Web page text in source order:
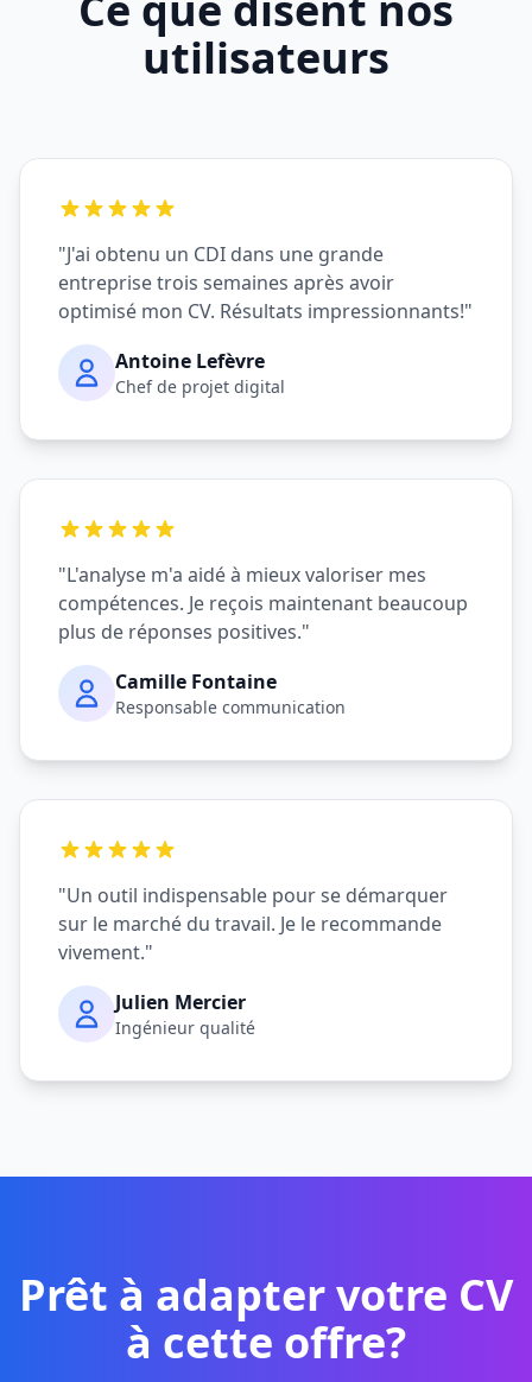
utilisateurs
"J'ai obtenu un CDI dans une grande
entreprise trois semaines après avoir
optimisé mon CV. Résultats impressionnants!"
Antoine Lefèvre
Chef de projet digital
"L'analyse m'a aidé à mieux valoriser mes
compétences. Je reçois maintenant beaucoup
plus de réponses positives."
Camille Fontaine
Responsable communication
"Un outil indispensable pour se démarquer
sur le marché du travail. Je le recommande
vivement."
Julien Mercier
Ingénieur qualité
Prêt à adapter votre CV
à cette offre?